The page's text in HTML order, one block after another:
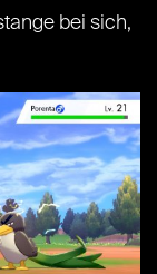
bei sich,